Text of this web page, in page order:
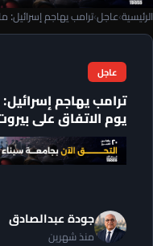
الرئيسية›عاجل›ترامب يهاجم إسرائيل:
عاجل
ترامب يهاجم
يوم الاتفاق على
جودة عبدالصادق
منذ شهرين